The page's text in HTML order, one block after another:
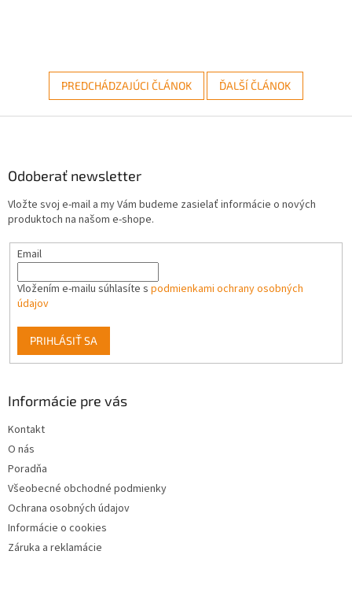
PREDCHÁDZAJÚCI ČLÁNOK ĎALŠÍ ČLÁNOK
Odoberať newsletter
Vložte svoj e-mail a my Vám budeme zasielať informácie o nových
produktoch na našom e-shope.
Email
Vložením e-mailu súhlasíte s podmienkami ochrany osobných
údajov
PRIHLÁSIŤ SA
Informácie pre vás
Kontakt
O nás
Poradňa
Všeobecné obchodné podmienky
Ochrana osobných údajov
Informácie o cookies
Záruka a reklamácie